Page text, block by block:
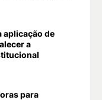
aplicação de
a
para